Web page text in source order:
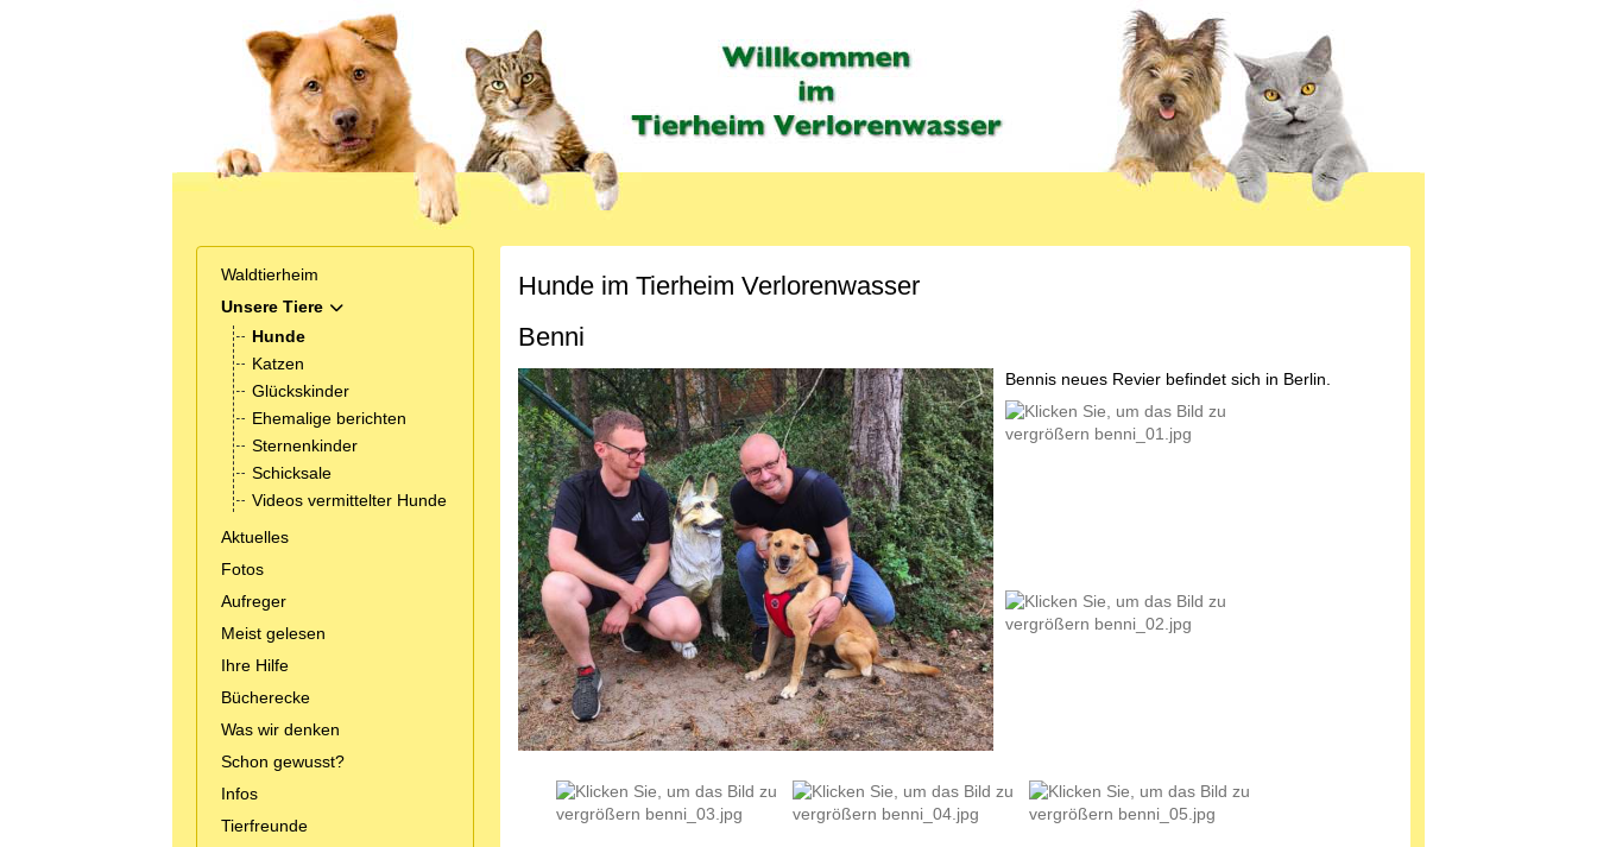
Waldtierheim
Unsere Tiere
MOD_MENU_TOGGLE_SUBMENU_LABEL
Hunde
Katzen
Glückskinder
Ehemalige berichten
Sternenkinder
Schicksale
Videos vermittelter Hunde
Aktuelles
Fotos
Aufreger
Meist gelesen
Ihre Hilfe
Bücherecke
Was wir denken
Schon gewusst?
Infos
Tierfreunde
Hunde im Tierheim Verlorenwasser
Benni
Bennis neues Revier befindet sich in Berlin.